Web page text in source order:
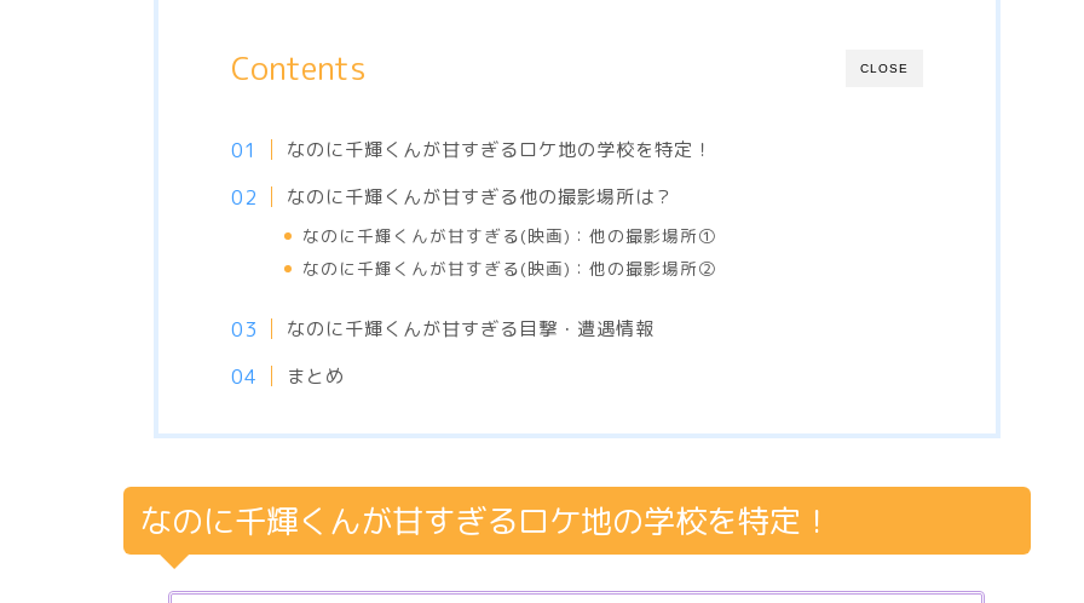
CLOSE
Contents
なのに千輝くんが甘すぎるロケ地の学校を特定！
なのに千輝くんが甘すぎる他の撮影場所は？
なのに千輝くんが甘すぎる(映画)：他の撮影場所①
なのに千輝くんが甘すぎる(映画)：他の撮影場所②
なのに千輝くんが甘すぎる目撃・遭遇情報
まとめ
なのに千輝くんが甘すぎるロケ地の学校を特定！